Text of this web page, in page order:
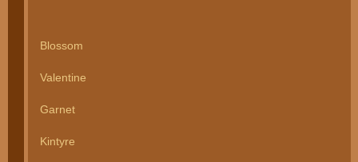
Blossom
Valentine
Garnet
Kintyre